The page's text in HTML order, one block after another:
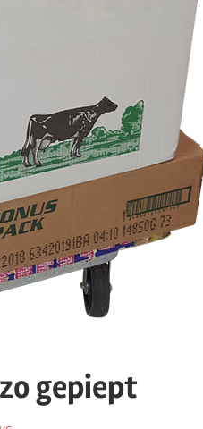
gepiept